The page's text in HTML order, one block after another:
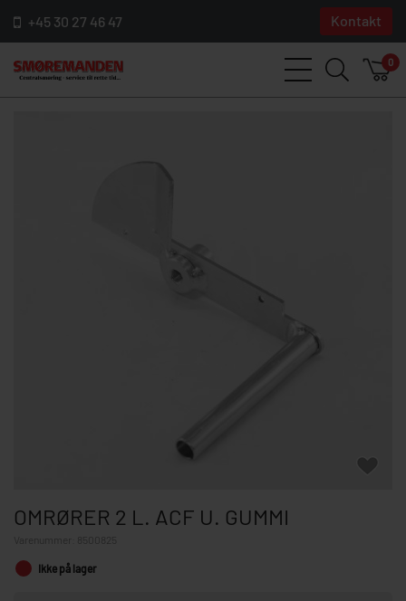
+45 30 27 46 47 Kontakt
0
OMRØRER 2 L. ACF U. GUMMI
Ikke på lager